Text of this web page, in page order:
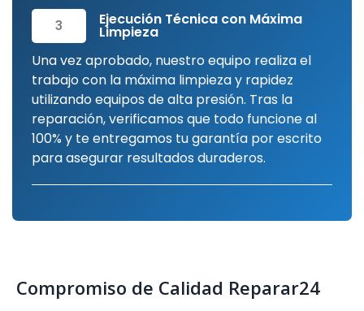
3 Ejecución Técnica con Máxima
Limpieza
Una vez aprobado, nuestro equipo realiza el
trabajo con la máxima limpieza y rapidez
utilizando equipos de alta presión. Tras la
reparación, verificamos que todo funcione al
100% y te entregamos tu garantía por escrito
para asegurar resultados duraderos.
Compromiso de Calidad Reparar24